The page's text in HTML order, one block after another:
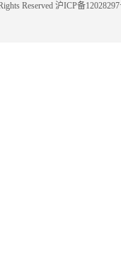
Reserved 沪ICP备